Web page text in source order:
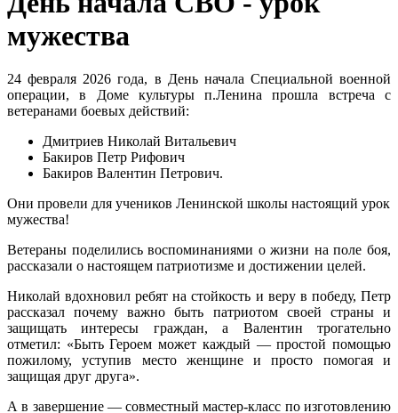
мужества
24 февраля 2026 года, в День начала Специальной военной
операции, в Доме культуры п.Ленина прошла встреча с
ветеранами боевых действий:
Дмитриев Николай Витальевич
Бакиров Петр Рифович
Бакиров Валентин Петрович.
Они провели для учеников Ленинской школы настоящий урок
мужества!
Ветераны поделились воспоминаниями о жизни на поле боя,
рассказали о настоящем патриотизме и достижении целей.
Николай вдохновил ребят на стойкость и веру в победу, Петр
рассказал почему важно быть патриотом своей страны и
защищать интересы граждан, а Валентин трогательно
отметил: «Быть Героем может каждый — простой помощью
пожилому, уступив место женщине и просто помогая и
защищая друг друга».
А в завершение — совместный мастер-класс по изготовлению